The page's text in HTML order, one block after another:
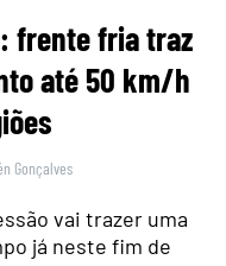
frente fria traz
até 50 km/h
Gonçalves
vai trazer uma
já neste fim de